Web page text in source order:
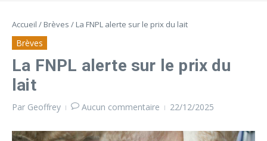
Accueil / Brèves / La FNPL alerte sur le prix du lait
Brèves
La FNPL alerte sur le prix du
lait
Par Geoffrey Aucun commentaire 22/12/2025